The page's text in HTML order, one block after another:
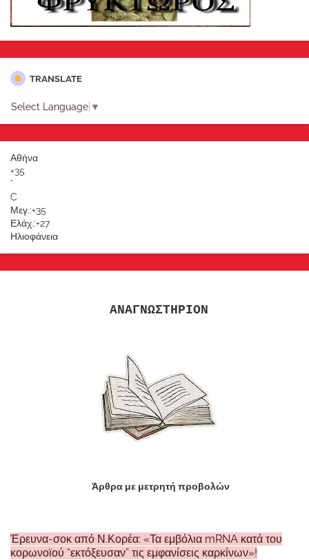
TRANSLATE
Select Language ▼
Αθήνα
+35
°
C
Μεγ.:+35
Ελάχ.:+27
Ηλιοφάνεια
ΑΝΑΓΝΩΣΤΗΡΙΟΝ
Άρθρα με μετρητή προβολών
Έρευνα-σοκ από Ν.Κορέα: «Τα εμβόλια mRNA κατά του
κορωνοϊού “εκτόξευσαν” τις εμφανίσεις καρκίνων»!